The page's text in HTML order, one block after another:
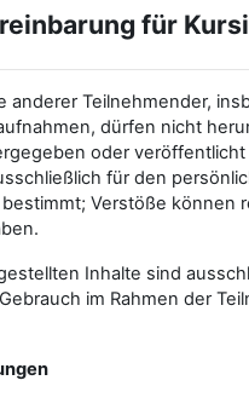
für
anderer Teilnehmender,
dürfen nicht
oder veröffentlicht
für den
Verstöße können
Inhalte sind
im Rahmen der